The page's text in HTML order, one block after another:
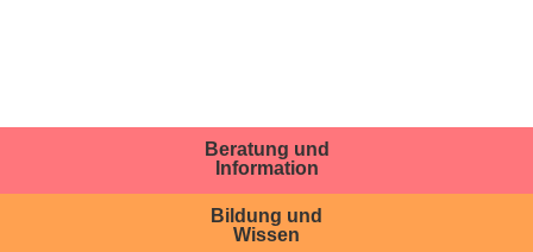
Beratung und
Information
Bildung und
Wissen